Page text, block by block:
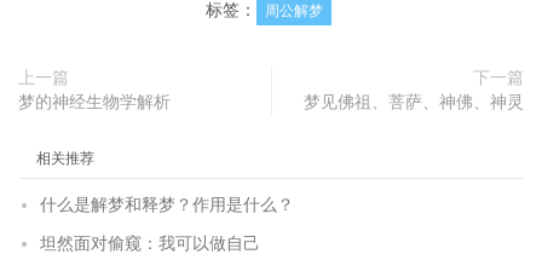
标签： 周公解梦
上一篇
梦的神经生物学解析
下一篇
梦见佛祖、菩萨、神佛、神灵
相关推荐
什么是解梦和释梦？作用是什么？
坦然面对偷窥：我可以做自己